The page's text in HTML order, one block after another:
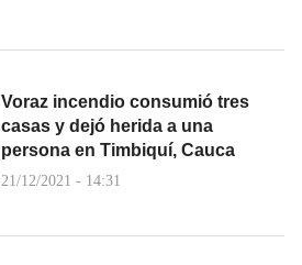
Voraz incendio consumió tres
casas y dejó herida a una
persona en Timbiquí, Cauca
21/12/2021 - 14:31